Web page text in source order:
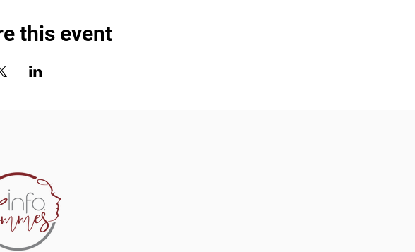
this event